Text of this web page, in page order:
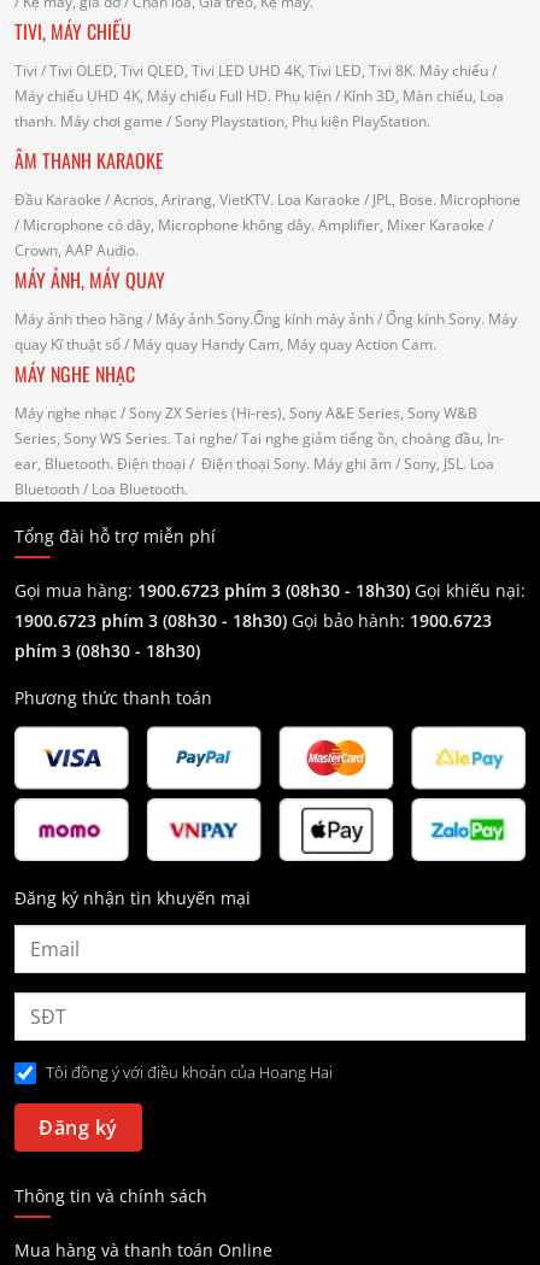
TIVI, MÁY CHIẾU
Tivi / Tivi OLED, Tivi QLED, Tivi LED UHD 4K, Tivi LED, Tivi 8K. Máy chiếu/
Máy chiếu UHD 4K, Máy chiếu Full HD. Phụ kiện/ Kính 3D, Màn chiếu, Loa
thanh. Máy chơi game / Sony Playstation, Phụ kiện PlayStation.
ÂM THANH KARAOKE
Đầu Karaoke / Acnos, Arirang, VietKTV. Loa Karaoke / JPL, Bose. Microphone
/ Microphone có dây, Microphone không dây. Amplifier, Mixer Karaoke /
Crown, AAP Audio.
MÁY ẢNH, MÁY QUAY
Máy ảnh theo hãng / Máy ảnh Sony.Ống kính máy ảnh / Ống kính Sony. Máy
quay Kĩ thuật số/ Máy quay Handy Cam, Máy quay Action Cam.
MÁY NGHE NHẠC
Máy nghe nhạc / Sony ZX Series (Hi-res), Sony A&E Series, Sony W&B
Series, Sony WS Series. Tai nghe/ Tai nghe giảm tiếng ồn, choàng đầu, In-
ear, Bluetooth. Điện thoại / Điện thoại Sony. Máy ghi âm / Sony, JSL. Loa
Bluetooth/ Loa Bluetooth.
Tổng đài hỗ trợ miễn phí
Gọi mua hàng: 1900.6723 phím 3 (08h30 - 18h30) Gọi khiếu nại:
1900.6723 phím 3 (08h30 - 18h30) Gọi bảo hành: 1900.6723
phím 3 (08h30 - 18h30)
Phương thức thanh toán
Đăng ký nhận tin khuyến mại
Tôi đồng ý với điều khoản của Hoang Hai
Thông tin và chính sách
Mua hàng và thanh toán Online